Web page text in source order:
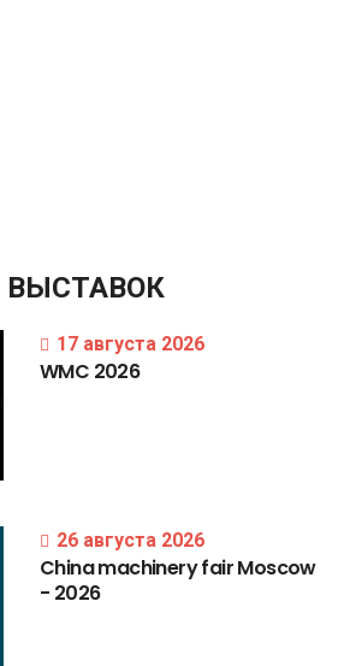
ВЫСТАВОК
17 августа 2026
WMC 2026
26 августа 2026
ChinamachineryfairMoscow
- 2026